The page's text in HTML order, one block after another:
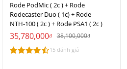
Rode PodMic ( 2c ) + Rode
Rodecaster Duo ( 1c) + Rode
NTH-100 ( 2c ) + Rode PSA1 ( 2c )
35,780,000đ 38,100,000đ
15 đánh giá